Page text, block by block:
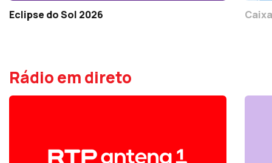
Eclipse do Sol 2026
Rádio em direto